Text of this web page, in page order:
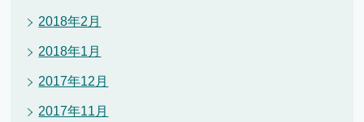
2018年2月
2018年1月
2017年12月
2017年11月